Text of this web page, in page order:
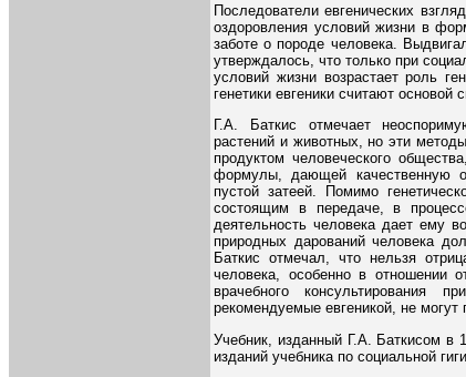
Последователи евгенических
оздоровления условий жизни в
заботе о породе человека.
утверждалось, что только при
условий жизни возрастает роль
генетики евгеники считают основой
Г.А. Баткис отмечает
растений и животных, но эти
продуктом человеческого
формулы, дающей качественную
пустой затеей. Помимо
состоящим в передаче, в
деятельность человека дает ему
природных дарований человека
Баткис отмечал, что нельзя
человека, особенно в отношении
врачебного консультирования
рекомендуемые евгеникой, не
Учебник, изданный Г.А. Баткисом в
изданий учебника по социальной